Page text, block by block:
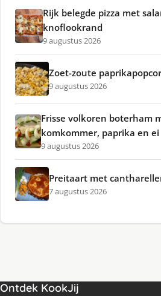
Rijk belegde pizza met
knoflookrand
9 augustus 2026
Zoet-zoute
9 augustus 2026
Frisse volkoren boterham
komkommer, paprika en ei
9 augustus 2026
Preitaart met
7 augustus 2026
Ontdek KookJij